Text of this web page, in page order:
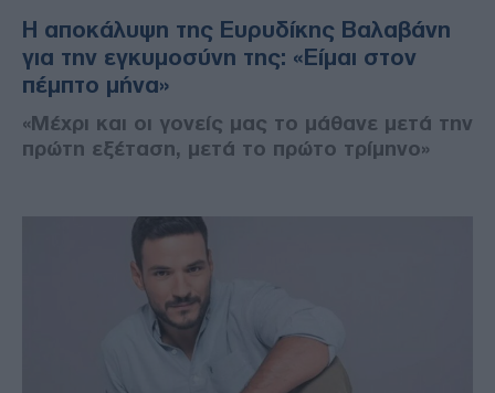
Η αποκάλυψη της Ευρυδίκης Βαλαβάνη
για την εγκυμοσύνη της: «Είμαι στον
πέμπτο μήνα»
«Μέχρι και οι γονείς μας το μάθανε μετά την
πρώτη εξέταση, μετά το πρώτο τρίμηνο»